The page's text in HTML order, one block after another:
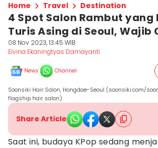
Home Travel Destination
4 Spot Salon Rambut yang
Turis Asing di Seoul, Wajib
08 Nov 2023, 13:45 WIB
Elvina Ekaningtyas Damayanti
News Channel
Soonsiki Hair Salon, Hongdae-Seoul (soonsiki.com/
flagship hair salon)
Share Article
Saat ini, budaya KPop sedang